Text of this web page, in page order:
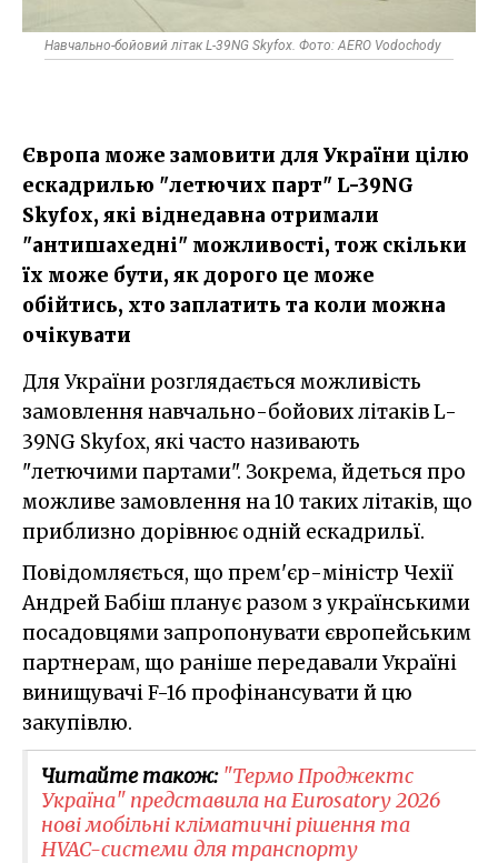
Навчально-бойовий літак L-39NG Skyfox. Фото: AERO Vodochody
Європа може замовити для України цілю
ескадрилью "летючих парт" L-39NG
Skyfox, які віднедавна отримали
"антишахедні" можливості, тож скільки
їх може бути, як дорого це може
обійтись, хто заплатить та коли можна
очікувати
Для України розглядається можливість
замовлення навчально-бойових літаків L-
39NG Skyfox, які часто називають
"летючими партами". Зокрема, йдеться про
можливе замовлення на 10 таких літаків, що
приблизно дорівнює одній ескадрильї.
Повідомляється, що прем'єр-міністр Чехії
Андрей Бабіш планує разом з українськими
посадовцями запропонувати європейським
партнерам, що раніше передавали Україні
винищувачі F-16 профінансувати й цю
закупівлю.
Читайте також: ​"Термо Проджектс
Україна" представила на Eurosatory 2026
нові мобільні кліматичні рішення та
HVAC-системи для транспорту